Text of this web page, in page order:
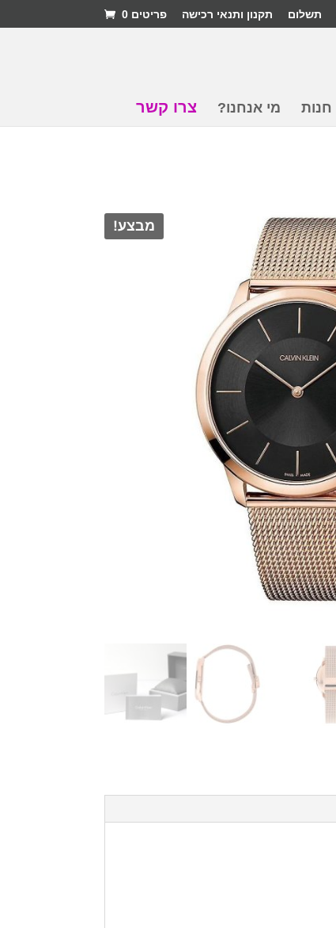
תשלום תקנון ותנאי רכישה פריטים 0
חנות מי אנחנו? צרו קשר
מבצע!